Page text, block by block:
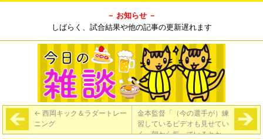
－ お知らせ －
しばらく、試合結果や他の記事の更新遅れます
← 西岡キック＆ラダートレー
ニング
金本監督「（今の選手が）練
習しているビデオも見せてい
く。朝から振っているとか、